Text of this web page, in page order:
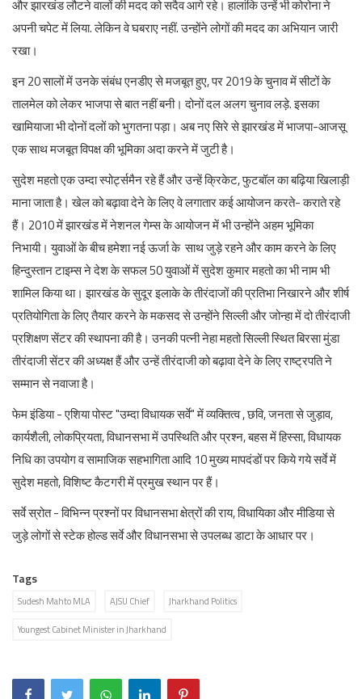
और झारखंड लौटने वालों की मदद को सदैव आगे रहे। हालांकि उन्हें भी कोरोना ने
अपनी चपेट में लिया. लेकिन वे घबराए नहीं. उन्होंने लोगों की मदद का अभियान जारी
रखा।
इन 20 सालों में उनके संबंध एनडीए से मजबूत हुए, पर 2019 के चुनाव में सीटों के
तालमेल को लेकर भाजपा से बात नहीं बनी। दोनों दल अलग चुनाव लड़े. इसका
खामियाजा भी दोनों दलों को भुगतना पड़ा। अब नए सिरे से झारखंड में भाजपा-आजसू
एक साथ मजबूत विपक्ष की भूमिका अदा करने में जुटी है।
सुदेश महतो एक उम्दा स्पोर्ट्समैन रहे हैं और उन्हें क्रिकेट, फुटबॉल का बढ़िया खिलाड़ी
माना जाता है। खेल को बढ़ावा देने के लिए वे लगातार कई आयोजन करते- कराते रहे
हैं। 2010 में झारखंड में नेशनल गेम्स के आयोजन में भी उन्होंने अहम भूमिका
निभायी। युवाओं के बीच हमेशा नई ऊर्जा के साथ जुड़े रहने और काम करने के लिए
हिन्दुस्तान टाइम्स ने देश के सफल 50 युवाओं में सुदेश कुमार महतो का भी नाम भी
शामिल किया था। झारखंड के सुदूर इलाके के तीरंदाजों की प्रतिभा निखारने और शीर्ष
प्रतियोगिता के लिए तैयार करने के मकसद से उन्होंने सिल्ली और जोन्हा में दो तीरंदाजी
प्रशिक्षण सेंटर की स्थापना की है। उनकी पत्नी नेहा महतो सिल्ली स्थित बिरसा मुंडा
तीरंदाजी सेंटर की अध्यक्ष हैं और उन्हें तीरंदाजी को बढ़ावा देने के लिए राष्ट्रपति ने
सम्मान से नवाजा है।
फेम इंडिया - एशिया पोस्ट "उम्दा विधायक सर्वे" में व्यक्तित्व , छवि, जनता से जुड़ाव,
कार्यशैली, लोकप्रियता, विधानसभा में उपस्थिति और प्रश्न, बहस में हिस्सा, विधायक
निधि का उपयोग व सामाजिक सहभागिता आदि 10 मुख्य मापदंडों पर किये गये सर्वे में
सुदेश महतो, विशिष्ट कैटगरी में प्रमुख स्थान पर हैं।
सर्वे स्रोत - विभिन्न प्रश्नों पर विधानसभा क्षेत्रों की राय, विधायिका और मीडिया से
जुड़े लोगों से स्टेक होल्ड सर्वे और विधानसभा से उपलब्ध डाटा के आधार पर।
Tags
Sudesh Mahto MLA AJSU Chief Jharkhand Politics
Youngest Cabinet Minister in Jharkhand